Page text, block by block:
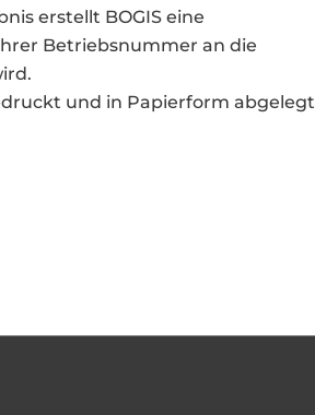
erstellt BOGIS eine
Betriebsnummer an die
und in Papierform abgelegt